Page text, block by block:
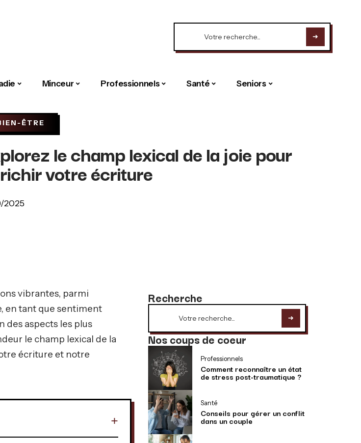
Minceur Professionnels Santé Seniors
ÊTRE
le champ lexical de la joie pour
votre écriture
2025
vibrantes, parmi
en tant que sentiment
des aspects les plus
le champ lexical de la
écriture et notre
Recherche
Nos coups de coeur
Professionnels
Comment reconnaître un état
de stress post-traumatique ?
Santé
Conseils pour gérer un conflit
dans un couple